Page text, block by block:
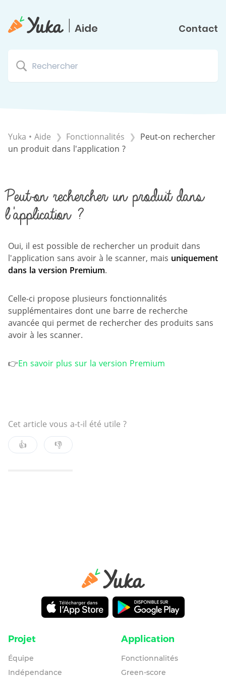
| Aide Contact
Yuka • Aide ​Fonctionnalités
Peut-on rechercher
un produit dans l'application ?
Peut-on rechercher un produit dans
l'application ?
Oui, il est possible de rechercher un produit dans
l'application sans avoir à le scanner, mais uniquement
dans la version Premium.
Celle-ci propose plusieurs fonctionnalités
supplémentaires dont une barre de recherche
avancée qui permet de rechercher des produits sans
avoir à les scanner.
👉En savoir plus sur la version Premium
Cet article vous a-t-il été utile ?
👍
👎
Projet
Équipe
Indépendance
Application
Fonctionnalités
Green-score